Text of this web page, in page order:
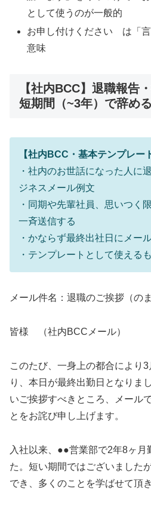
として使うのが一般的
お申し付けください は「
意味
【社内BCC】退職報告
短期間（~3年）で辞める
【社内BCC・基本テンプレー
・社内のお世話になった人に
ジネスメール例文
・同期や先輩社員、思いつく
一斉送信する
・かならず最終出社日にメー
・テンプレートとして使える
メール件名：退職のご挨拶（の
皆様 （社内BCCメール）
このたび、一身上の都合により
り、本日が最終出勤日となりま
いご挨拶すべきところ、メール
とをお詫び申し上げます。
入社以来、●●営業部で2年8ヶ月
た。短い期間ではございました
でき、多くのことを学ばせて頂